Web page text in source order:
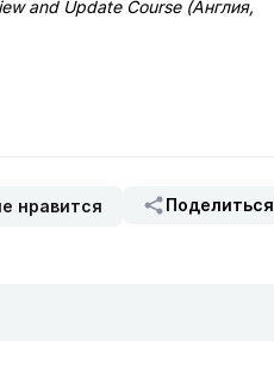
and Update Course (Англия,
нравится Поделиться